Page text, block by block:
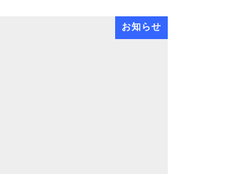
お知らせ